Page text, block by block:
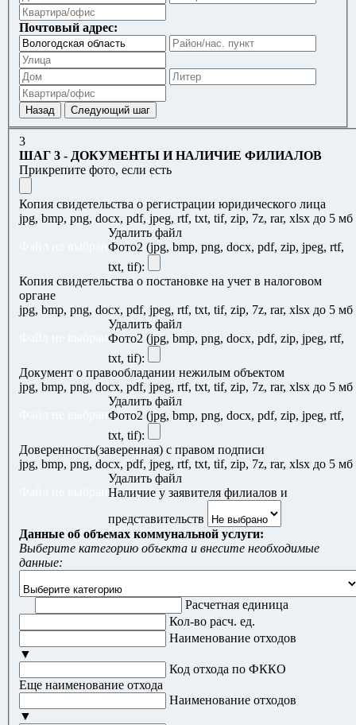
Почтовый адрес:
3
ШАГ 3 - ДОКУМЕНТЫ И НАЛИЧИЕ ФИЛИАЛОВ
Прикрепите фото, если есть
Копия свидетельства о регистрации юридического лица
jpg, bmp, png, docx, pdf, jpeg, rtf, txt, tif, zip, 7z, rar, xlsx до 5 мб
Удалить файл
Фото2 (jpg, bmp, png, docx, pdf, zip, jpeg, rtf,
txt, tif):
Копия свидетельства о постановке на учет в налоговом
органе
jpg, bmp, png, docx, pdf, jpeg, rtf, txt, tif, zip, 7z, rar, xlsx до 5 мб
Удалить файл
Фото2 (jpg, bmp, png, docx, pdf, zip, jpeg, rtf,
txt, tif):
Документ о правообладании нежилым объектом
jpg, bmp, png, docx, pdf, jpeg, rtf, txt, tif, zip, 7z, rar, xlsx до 5 мб
Удалить файл
Фото2 (jpg, bmp, png, docx, pdf, zip, jpeg, rtf,
txt, tif):
Доверенность(заверенная) с правом подписи
jpg, bmp, png, docx, pdf, jpeg, rtf, txt, tif, zip, 7z, rar, xlsx до 5 мб
Удалить файл
Наличие у заявителя филиалов и
представительств
Данные об объемах коммунальной услуги:
Выберите категорию объекта и внесите необходимые
данные:
Расчетная единица
Кол-во расч. ед.
Наименование отходов
▼
Код отхода по ФККО
Еще наименование отхода
Наименование отходов
▼